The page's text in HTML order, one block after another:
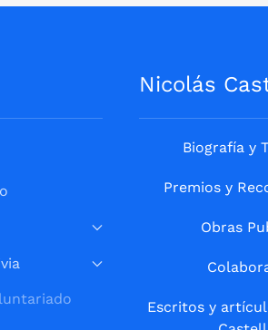
Nicolás
Biografía y
Premios y
Obras
Escritos y